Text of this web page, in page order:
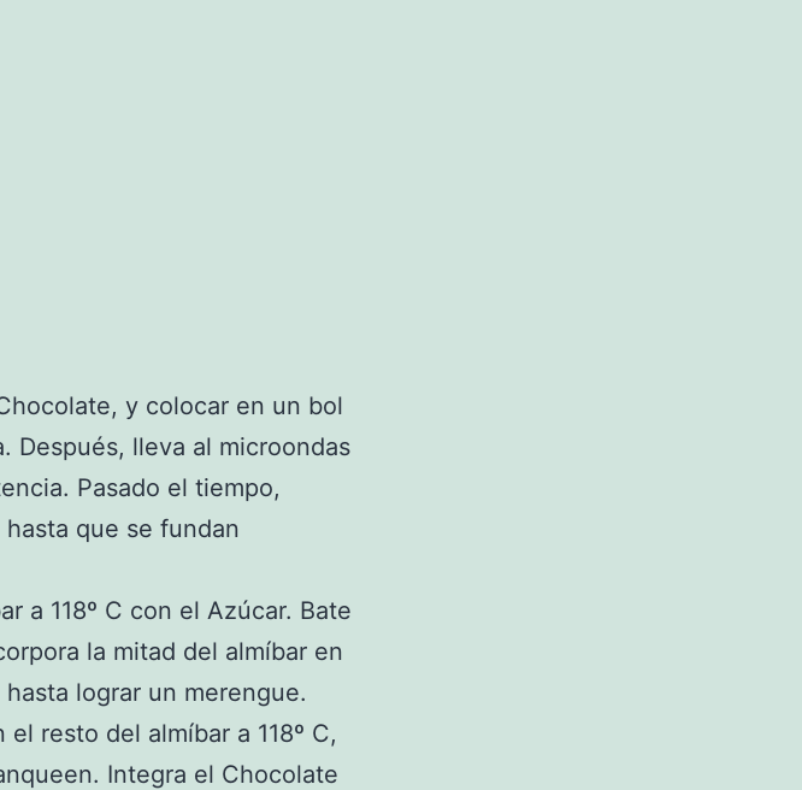
y colocar en un bol
Después, lleva al microondas
Pasado el tiempo,
que se fundan
a 118º C con el Azúcar. Bate
la mitad del almíbar en
lograr un merengue.
resto del almíbar a 118º C,
Integra el Chocolate